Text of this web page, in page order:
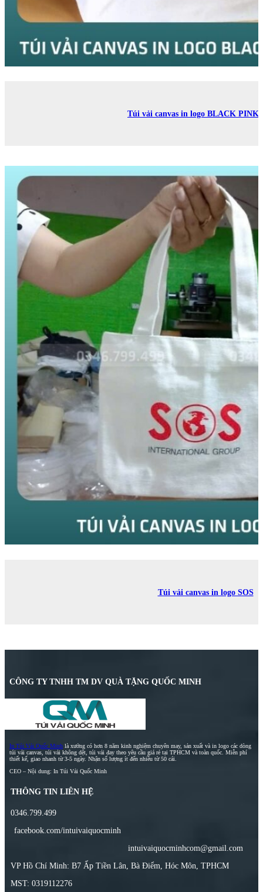
Túi vải canvas in logo BLACK PINK
Túi vải canvas in logo SOS
CÔNG TY TNHH TM DV QUÀ TẶNG QUỐC MINH
In Túi Vải Quốc Minh là xưởng có hơn 8 năm kinh nghiệm chuyên may, sản xuất và in logo các dòng
túi vải canvas, túi vải không dệt, túi vải đay theo yêu cầu giá rẻ tại TPHCM và toàn quốc. Miễn phí
thiết kế, giao nhanh từ 3-5 ngày. Nhận số lượng ít đến nhiều từ 50 cái.
CEO – Nội dung: In Túi Vải Quốc Minh
THÔNG TIN LIÊN HỆ
0346.799.499
facebook.com/intuivaiquocminh
intuivaiquocminhcom@gmail.com
VP Hồ Chí Minh: B7 Ấp Tiền Lân, Bà Điểm, Hóc Môn, TPHCM
MST: 0319112276